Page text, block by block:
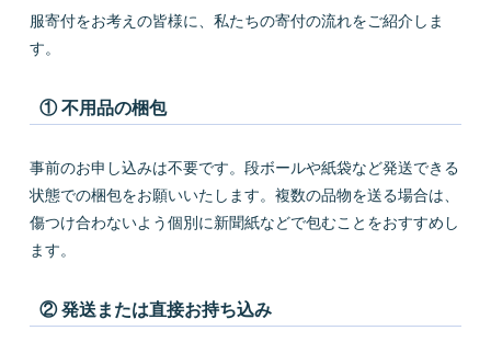
服寄付をお考えの皆様に、私たちの寄付の流れをご紹介しま
す。
① 不用品の梱包
事前のお申し込みは不要です。段ボールや紙袋など発送できる
状態での梱包をお願いいたします。複数の品物を送る場合は、
傷つけ合わないよう個別に新聞紙などで包むことをおすすめし
ます。
② 発送または直接お持ち込み